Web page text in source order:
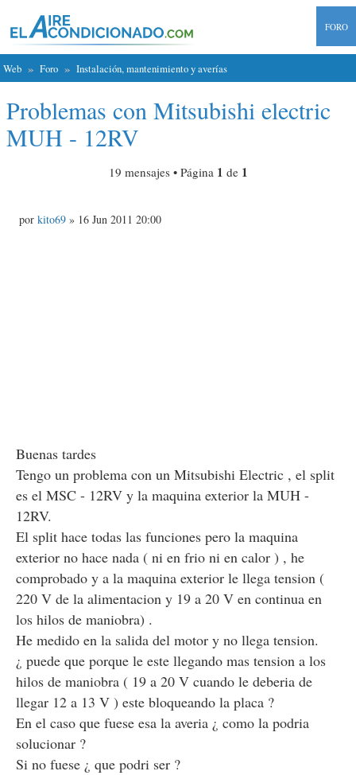
FORO
Web Foro Instalación, mantenimiento y averías
Problemas con Mitsubishi electric
MUH - 12RV
19 mensajes • Página 1 de 1
M
e
por kito69 » 16 Jun 2011 20:00
Buenas tardes
Tengo un problema con un Mitsubishi Electric , el split
es el MSC - 12RV y la maquina exterior la MUH -
12RV.
El split hace todas las funciones pero la maquina
exterior no hace nada ( ni en frio ni en calor ) , he
comprobado y a la maquina exterior le llega tension (
220 V de la alimentacion y 19 a 20 V en continua en
los hilos de maniobra) .
He medido en la salida del motor y no llega tension.
¿ puede que porque le este llegando mas tension a los
hilos de maniobra ( 19 a 20 V cuando le deberia de
llegar 12 a 13 V ) este bloqueando la placa ?
En el caso que fuese esa la averia ¿ como la podria
solucionar ?
Si no fuese ¿ que podri ser ?